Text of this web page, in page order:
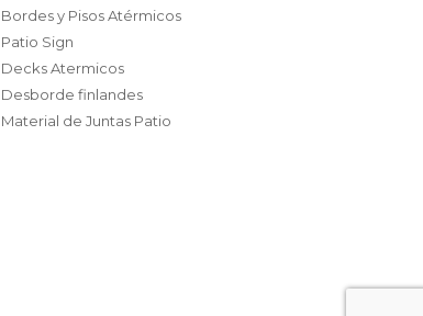
Bordes y Pisos Atérmicos
Patio Sign
Decks Atermicos
Desborde finlandes
Material de Juntas Patio